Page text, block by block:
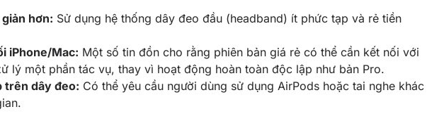
hơn: Sử dụng hệ thống dây đeo đầu (headband) ít phức tạp và rẻ tiền
iPhone/Mac: Một số tin đồn cho rằng phiên bản giá rẻ có thể cần kết nối với
lý một phần tác vụ, thay vì hoạt động hoàn toàn độc lập như bản Pro.
trên dây đeo: Có thể yêu cầu người dùng sử dụng AirPods hoặc tai nghe khác